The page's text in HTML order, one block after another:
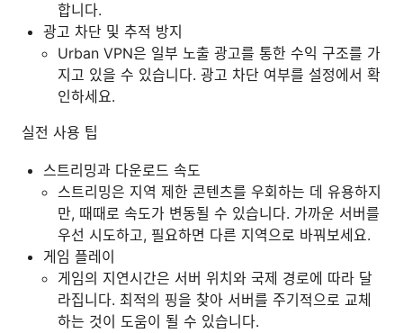
합니다.
광고 차단 및 추적 방지
Urban VPN은 일부 노출 광고를 통한 수익 구조를 가
지고 있을 수 있습니다. 광고 차단 여부를 설정에서 확
인하세요.
실전 사용 팁
스트리밍과 다운로드 속도
스트리밍은 지역 제한 콘텐츠를 우회하는 데 유용하지
만, 때때로 속도가 변동될 수 있습니다. 가까운 서버를
우선 시도하고, 필요하면 다른 지역으로 바꿔보세요.
게임 플레이
게임의 지연시간은 서버 위치와 국제 경로에 따라 달
라집니다. 최적의 핑을 찾아 서버를 주기적으로 교체
하는 것이 도움이 될 수 있습니다.